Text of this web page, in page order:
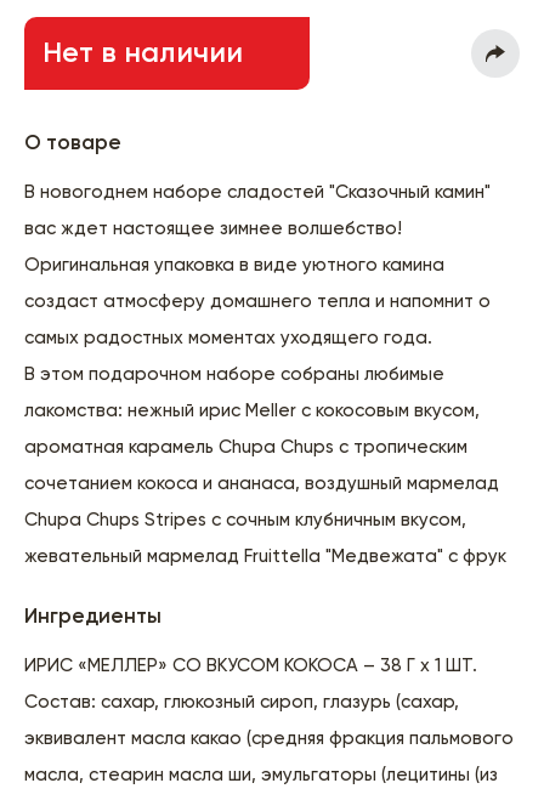
Нет в наличии
О товаре
В новогоднем наборе сладостей "Сказочный камин"
вас ждет настоящее зимнее волшебство!
Оригинальная упаковка в виде уютного камина
создаст атмосферу домашнего тепла и напомнит о
самых радостных моментах уходящего года.
В этом подарочном наборе собраны любимые
лакомства: нежный ирис Meller с кокосовым вкусом,
ароматная карамель Chupa Chups с тропическим
сочетанием кокоса и ананаса, воздушный мармелад
Chupa Chups Stripes с сочным клубничным вкусом,
жевательный мармелад Fruittella "Медвежата" с фрук
Ингредиенты
ИРИС «МЕЛЛЕР» СО ВКУСОМ КОКОСА – 38 Г х 1 ШТ.
Cocтaв: сахар, глюкозный сироп, глазурь (сахар,
эквивалент масла какао (средняя фракция пальмового
масла, стеарин масла ши, эмульгаторы (лецитины (из